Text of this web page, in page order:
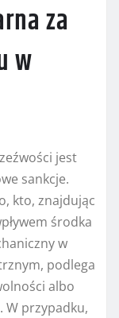
za
w
jest
sankcje.
kto, znajdując
środka
w
podlega
albo
W przypadku,